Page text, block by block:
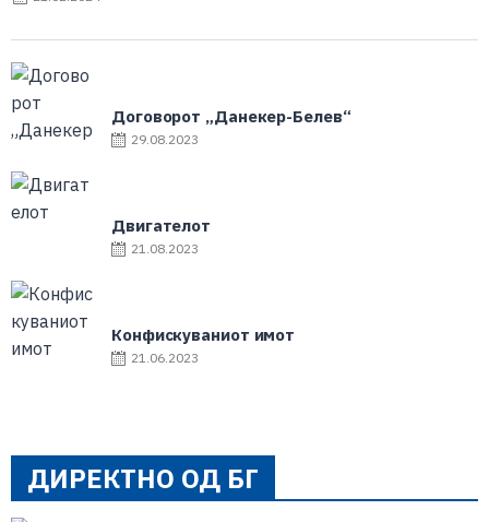
Договорот „Данекер-Белев“
29.08.2023
Двигателот
21.08.2023
Конфискуваниот имот
21.06.2023
ДИРЕКТНО ОД БГ